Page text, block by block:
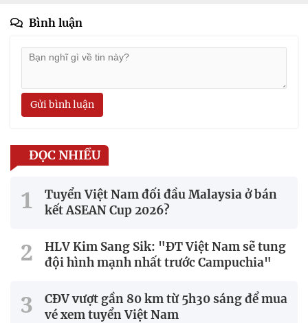
Bình luận
Gửi bình luận
ĐỌC NHIỀU
Tuyển Việt Nam đối đầu Malaysia ở bán
kết ASEAN Cup 2026?
HLV Kim Sang Sik: "ĐT Việt Nam sẽ tung
đội hình mạnh nhất trước Campuchia"
CĐV vượt gần 80 km từ 5h30 sáng để mua
vé xem tuyển Việt Nam